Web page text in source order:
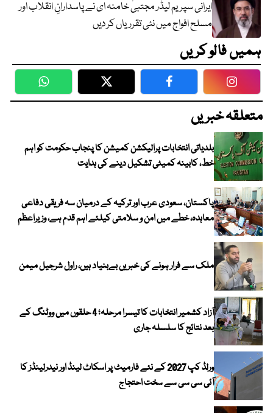
ایرانی سپریم لیڈر مجتبیٰ خامنہ ای نے پاسدارانِ انقلاب اور
مسلح افواج میں نئی تقرریاں کر دیں
ہمیں فالو کریں
WhatsApp Twitter Facebook
متعلقہ خبریں
بلدیاتی انتخابات پرالیکشن کمیشن کا پنجاب حکومت کو اہم
خط، کابینہ کمیٹی تشکیل دینے کی ہدایت
پاکستان، سعودی عرب اور ترکیہ کے درمیان سہ فریقی دفاعی
معاہدہ، خطے میں امن و سلامتی کیلئے اہم قدم ہے، وزیراعظم
ملک سے فرار ہونے کی خبریں بےبنیاد ہیں، راول شرجیل میمن
آزاد کشمیر انتخابات کا تیسرا مرحلہ؛ 4 حلقوں میں ووٹنگ کے
بعد نتائج کا سلسلہ جاری
ورلڈ کپ 2027 کے نئے فارمیٹ پر اسکاٹ لینڈ اور نیدرلینڈز کا
آئی سی سی سے سخت احتجاج